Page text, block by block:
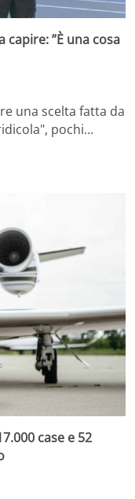
”È una cosa
una scelta fatta da
pochi…
case e 52